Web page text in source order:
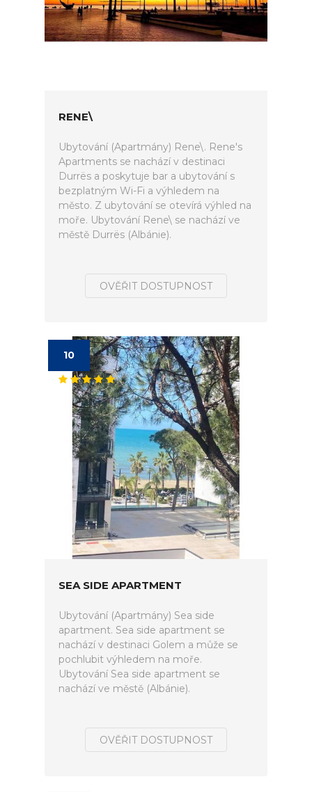
RENE\
Ubytování (Apartmány) Rene\. Rene's
Apartments se nachází v destinaci
Durrës a poskytuje bar a ubytování s
bezplatným Wi-Fi a výhledem na
město. Z ubytování se otevírá výhled na
moře. Ubytování Rene\ se nachází ve
městě Durrës (Albánie).
OVĚŘIT DOSTUPNOST
10
SEA SIDE APARTMENT
Ubytování (Apartmány) Sea side
apartment. Sea side apartment se
nachází v destinaci Golem a může se
pochlubit výhledem na moře.
Ubytování Sea side apartment se
nachází ve městě (Albánie).
OVĚŘIT DOSTUPNOST